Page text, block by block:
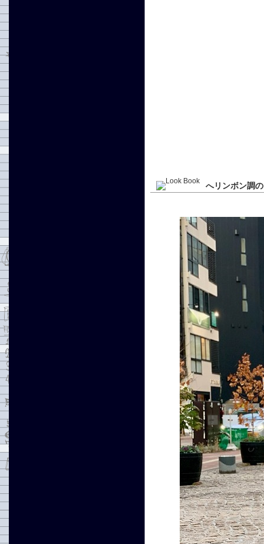
へリンボン調